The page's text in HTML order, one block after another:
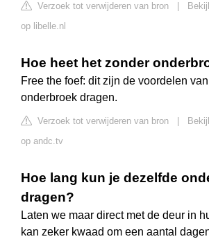
Verzoek tot verwijderen van bron
op libelle.nl
Hoe heet het zonder
Free the foef: dit zijn de voordelen
onderbroek dragen.
Verzoek tot verwijderen van bron
op andc.tv
Hoe lang kun je dezelfde
dragen?
Laten we maar direct met de deur in
kan zeker kwaad om een aantal